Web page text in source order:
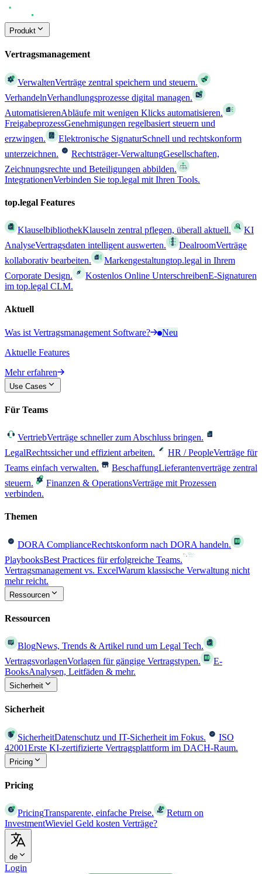
Produkt
Vertragsmanagement
VerwaltenVerträge zentral speichern und steuern.
VerhandelnVerhandlungsprozesse digital managen.
AutomatisierenAbläufe mit wenigen Klicks automatisieren.
FreigabeprozessGenehmigungen regelbasiert steuern und
erzwingen.
Elektronische SignaturSchnell und rechtskonform
unterzeichnen.
Rechtsträger-VerwaltungGesellschaften,
Zeichnungsrechte und Beteiligungen abbilden.
IntegrationenVerbinden Sie top.legal mit Ihren Tools.
top.legal Features
KlauselbibliothekKlauseln zentral pflegen, überall aktuell.
KI
AnalyseVertragsdaten intelligent auswerten. DealroomVerträge
kollaborativ bearbeiten.
Markengestaltungtop.legal in Ihrem
Corporate Design.
Kostenlos Online UnterschreibenE-Signaturen
im top.legal CLM.
Aktuell
Was ist Vertragsmanagement Software?
Neu
Aktuelle Features
Mehr erfahren
Use Cases
Für Teams
VertriebVerträge schneller zum Abschluss bringen.
LegalRechtssicher und effizient arbeiten. HR / PeopleVerträge für
Teams einfach verwalten.
BeschaffungLieferantenverträge zentral
steuern.
Finanzen & OperationsVerträge mit Prozessen
verbinden.
Themen
DORA ComplianceRechtskonform nach DORA handeln.
PlaybooksBest Practices für erfolgreiche Teams.
Vertragsmanagement vs. ExcelWarum klassische Verwaltung nicht
mehr reicht.
Ressourcen
Ressourcen
BlogNews, Trends & Artikel rund um Legal Tech.
VertragsvorlagenVorlagen für gängige Vertragstypen.
E-
BooksAnalysen, Leitfäden & mehr.
Sicherheit
Sicherheit
SicherheitDatenschutz und IT-Sicherheit im Fokus.
ISO
42001Erste KI-zertifizierte Vertragsplattform im DACH-Raum.
Pricing
Pricing
PricingTransparente, einfache Preise.
Return on
InvestmentWieviel Geld kosten Verträge?
de
Login